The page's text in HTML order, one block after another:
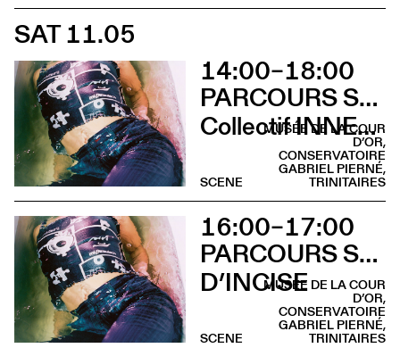
SAT 11.05
14:00–18:00
PARCOURS SUR LA COLLINE SAINTE-CROIX
Collectif INNER LIGHT
MUSÉE DE LA COUR
D’OR,
CONSERVATOIRE
GABRIEL PIERNÉ,
TRINITAIRES
SCENE
16:00–17:00
PARCOURS SUR LA COLLINE SAINTE-CROIX
D’INCISEMUSÉE DE LA COUR
D’OR,
CONSERVATOIRE
GABRIEL PIERNÉ,
TRINITAIRES
SCENE